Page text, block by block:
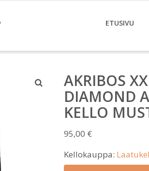
ETUSIVU
AKRIBOS
DIAMOND
KELLO
95,00 €
Kellokauppa: